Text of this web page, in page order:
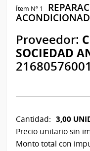
Ítem Nº 1
Proveedor:
SOCIEDAD
Cantidad: 3,00
Precio unitario sin
Monto total con